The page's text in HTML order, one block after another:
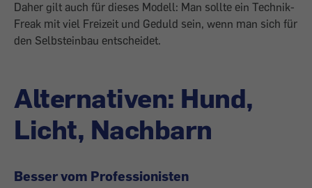
Daher gilt auch für dieses Modell: Man sollte ein Technik-
Freak mit viel Freizeit und Geduld sein, wenn man sich für
den Selbsteinbau entscheidet.
Alternativen: Hund,
Licht, Nachbarn
Besser vom Professionisten